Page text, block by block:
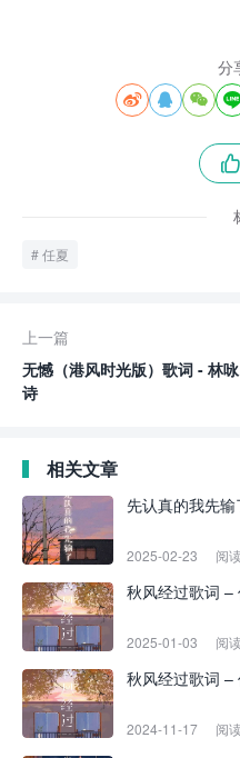
分
  

任夏
上一篇
无憾（港风时光版）歌词 - 林咏
诗
相关文章
先认真的我先
2025-02-23 阅
秋风经过歌词 –
2025-01-03 阅
秋风经过歌词 –
2024-11-17 阅